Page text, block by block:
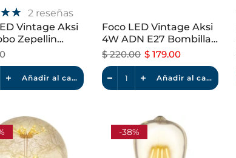
2 reseñas
Vintage Aksi
Zepellin
Luz Cálida
Añadir al carrito
Foco LED Vintage Aksi
4W ADN E27 Bombilla
Ambar Dimeable
$ 220.00 $ 179.00
Añadir al carrito
-38%